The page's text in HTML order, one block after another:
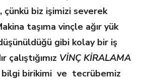
çünkü biz işimizi severek
taşıma vinçle ağır yük
gibi kolay bir iş
çalıştığımız VİNÇ KİRALAMA
birikimi ve tecrübemiz